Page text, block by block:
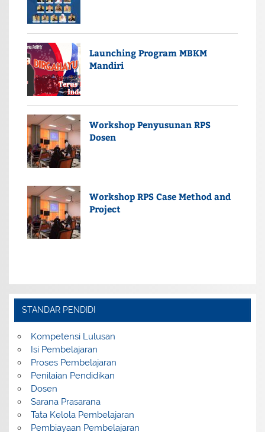
Launching Program MBKM
Mandiri
Workshop Penyusunan RPS
Dosen
Workshop RPS Case Method and
Project
STANDAR PENDIDI
Kompetensi Lulusan
Isi Pembelajaran
Proses Pembelajaran
Penilaian Pendidikan
Dosen
Sarana Prasarana
Tata Kelola Pembelajaran
Pembiayaan Pembelajaran